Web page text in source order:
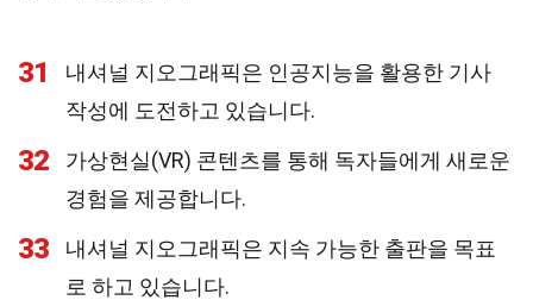
31
내셔널 지오그래픽은 인공지능을 활용한 기사
작성에 도전하고 있습니다.
32
가상현실(VR) 콘텐츠를 통해 독자들에게 새로운
경험을 제공합니다.
33
내셔널 지오그래픽은 지속 가능한 출판을 목표
로 하고 있습니다.